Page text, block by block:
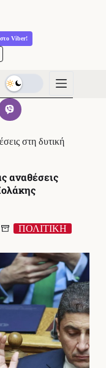
Viber!
στη δυτική
αναθέσεις
ΠΟΛΙΤΙΚΗ